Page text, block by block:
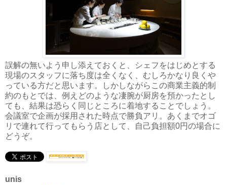
誤解の無いよう申し添えておくと、シェフをはじめとする
現場のスタッフに落ち度は全くなく、むしろかなり良くや
っている方だと思います。しかしながらこの商業主義的制
約のもとでは、例えどのような凄腕が厨房を預かったとし
ても、結果は恐らく同じところに着地することでしょう。
会議室で企画が採用された時点で勝負アリ。あくまでオゴ
リで連れて行ってもらう店として、自己負担額0円の場合に
どうぞ。
unis